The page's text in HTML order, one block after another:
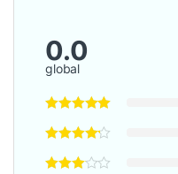
0.0
global